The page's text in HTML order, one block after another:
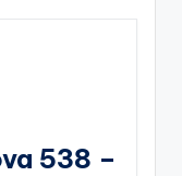
538 –